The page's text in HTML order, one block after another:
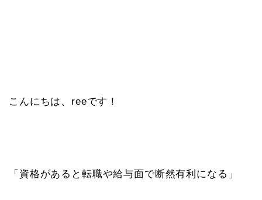
こんにちは、reeです！
「資格があると転職や給与面で断然有利になる」